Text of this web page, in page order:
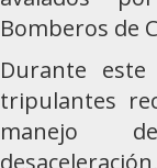
Bomberos de
Durante
tripulantes
manejo